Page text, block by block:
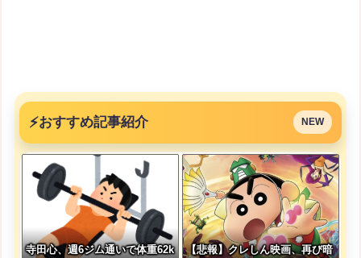
⚡おすすめ記事紹介 NEW
寺田心、週6ジム通いで体重62k
【悲報】クレしん映画、再び暗